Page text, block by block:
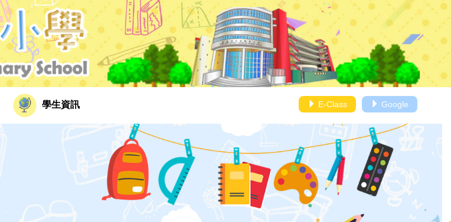
E-Class Google
學生資訊